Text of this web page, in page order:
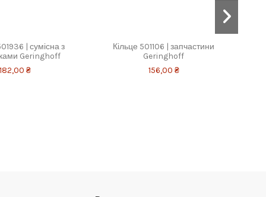
| сумісна з
Geringhoff
182,00 ₴
Кільце 501106 | запчастини
Geringhoff
156,00 ₴